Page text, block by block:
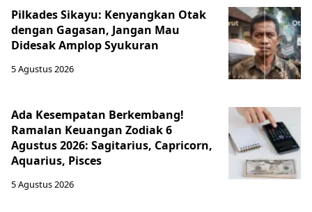
Pilkades Sikayu: Kenyangkan Otak
dengan Gagasan, Jangan Mau
Didesak Amplop Syukuran
5 Agustus 2026
Ada Kesempatan Berkembang!
Ramalan Keuangan Zodiak 6
Agustus 2026: Sagitarius, Capricorn,
Aquarius, Pisces
5 Agustus 2026